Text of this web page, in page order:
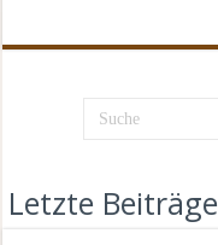
Letzte Beiträge